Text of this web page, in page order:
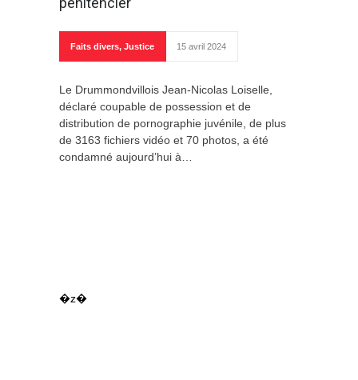
Faits divers, Justice 15 avril 2024
Le Drummondvillois Jean-Nicolas Loiselle,
déclaré coupable de possession et de
distribution de pornographie juvénile, de plus
de 3163 fichiers vidéo et 70 photos, a été
condamné aujourd’hui à…
�z�